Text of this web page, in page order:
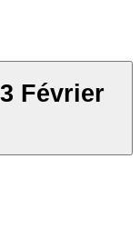
Février